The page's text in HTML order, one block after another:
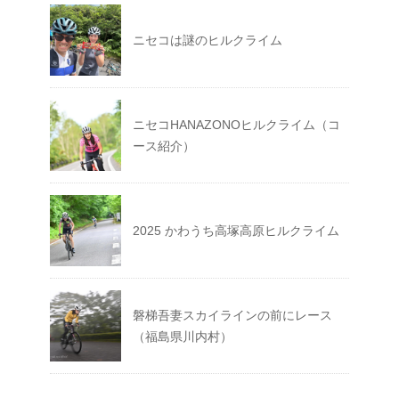
ニセコは謎のヒルクライム
ニセコHANAZONOヒルクライム（コ
ース紹介）
2025 かわうち高塚高原ヒルクライム
磐梯吾妻スカイラインの前にレース
（福島県川内村）